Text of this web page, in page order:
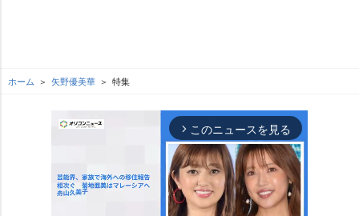
ホーム 矢野優美華 特集
arrow_forward_ios このニュースを見る